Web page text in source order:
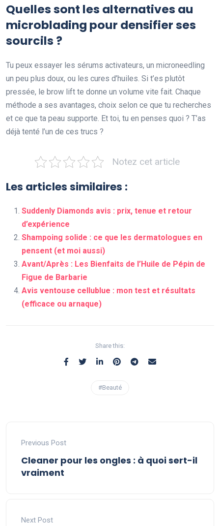
Quelles sont les alternatives au
microblading pour densifier ses
sourcils ?
Tu peux essayer les sérums activateurs, un microneedling
un peu plus doux, ou les cures d’huiles. Si t’es plutôt
pressée, le brow lift te donne un volume vite fait. Chaque
méthode a ses avantages, choix selon ce que tu recherches
et ce que ta peau supporte. Et toi, tu en penses quoi ? T’as
déjà tenté l’un de ces trucs ?
Notez cet article
Les articles similaires :
Suddenly Diamonds avis : prix, tenue et retour
d’expérience
Shampoing solide : ce que les dermatologues en
pensent (et moi aussi)
Avant/Après : Les Bienfaits de l’Huile de Pépin de
Figue de Barbarie
Avis ventouse cellublue : mon test et résultats
(efficace ou arnaque)
Share this:
#Beauté
Previous Post
Cleaner pour les ongles : à quoi sert-il
vraiment
Next Post